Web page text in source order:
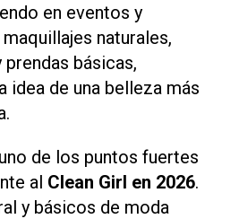
en eventos y
naturales,
básicas,
idea de una belleza más
de los puntos fuertes
al Clean Girl en 2026.
y básicos de moda